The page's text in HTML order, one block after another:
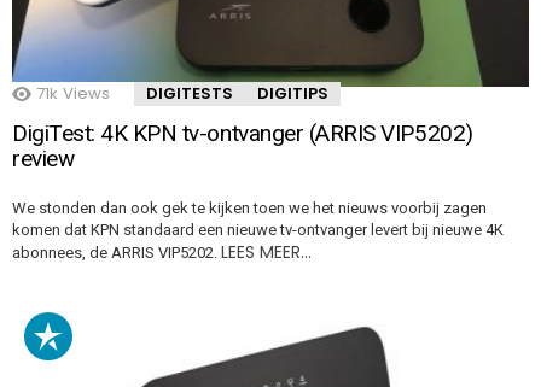
71k Views DIGITESTS DIGITIPS
DigiTest: 4K KPN tv-ontvanger (ARRIS VIP5202)
review
We stonden dan ook gek te kijken toen we het nieuws voorbij zagen
komen dat KPN standaard een nieuwe tv-ontvanger levert bij nieuwe 4K
abonnees, de ARRIS VIP5202. LEES MEER…